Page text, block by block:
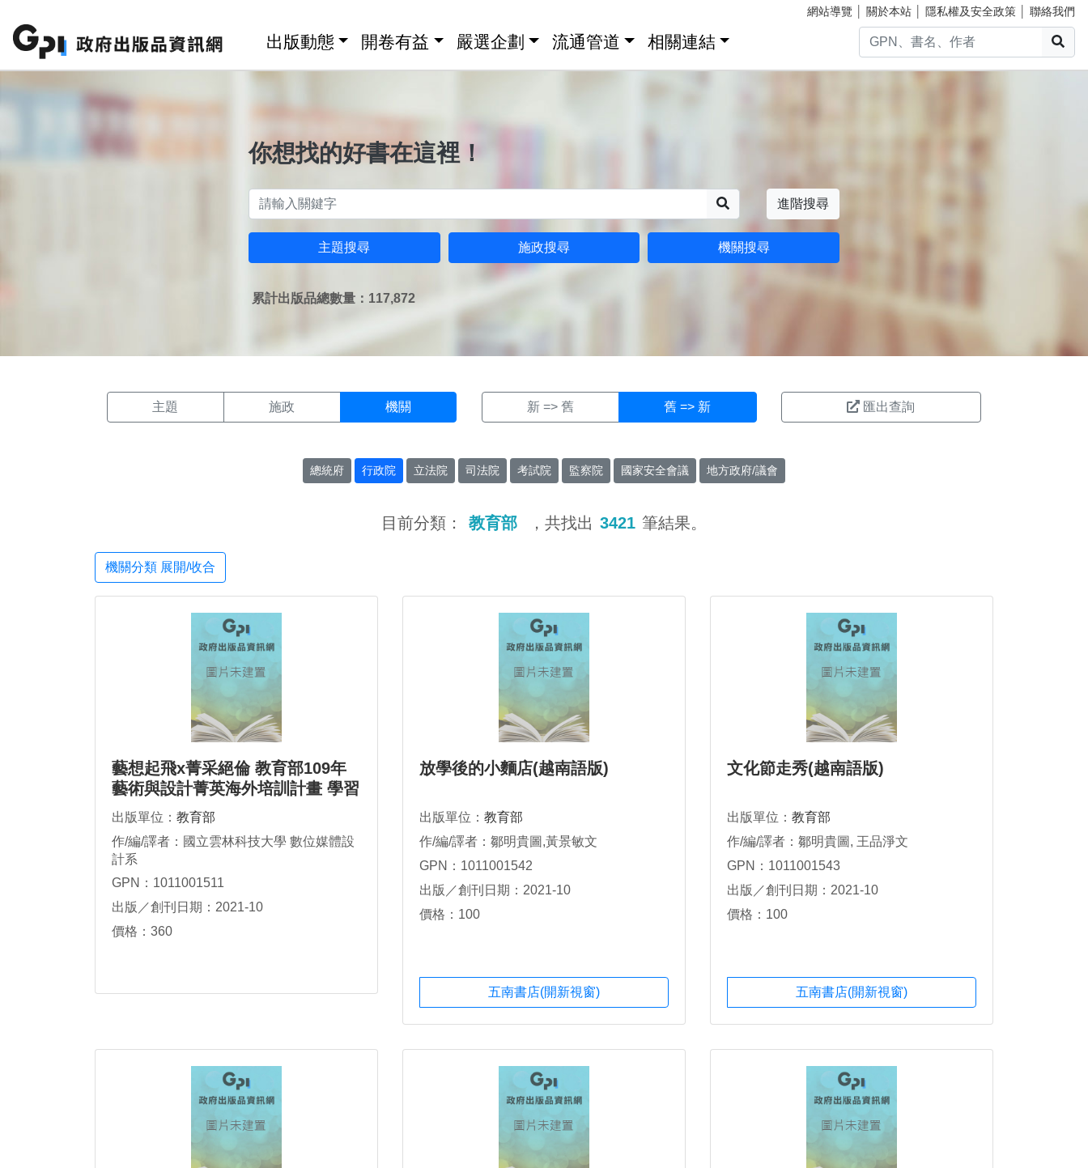
網站導覽 關於本站 隱私權及安全政策 聯絡我們
出版動態 開卷有益 嚴選企劃 流通管道 相關連結
你想找的好書在這裡！
進階搜尋
主題搜尋 施政搜尋 機關搜尋
累計出版品總數量：117,872
主題 施政 機關 新 => 舊 舊 => 新 匯出查詢
總統府 行政院 立法院 司法院 考試院 監察院 國家安全會議 地方政府/議會
目前分類： 教育部 ，共找出 3421 筆結果。
機關分類 展開/收合
藝想起飛x菁采絕倫 教育部109年
藝術與設計菁英海外培訓計畫 學習
實錄
出版單位： 教育部
作/編/譯者：國立雲林科技大學 數位媒體設
計系
GPN：1011001511
出版／創刊日期：2021-10
價格：360
放學後的小麵店(越南語版)
出版單位： 教育部
作/編/譯者：鄒明貴圖,黃景敏文
GPN：1011001542
出版／創刊日期：2021-10
價格：100
五南書店(開新視窗)
文化節走秀(越南語版)
出版單位： 教育部
作/編/譯者：鄒明貴圖, 王品淨文
GPN：1011001543
出版／創刊日期：2021-10
價格：100
五南書店(開新視窗)